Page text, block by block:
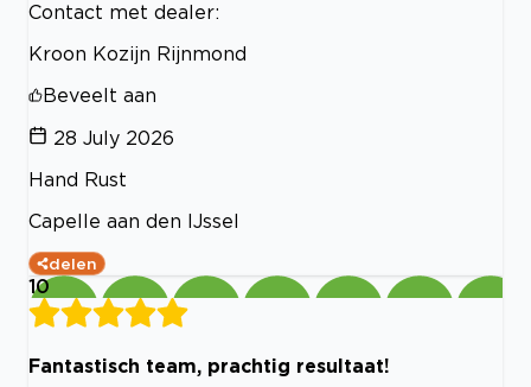
Contact met dealer:
Kroon Kozijn Rijnmond
Beveelt aan
28 July 2026
Hand Rust
Capelle aan den IJssel
delen
10
Fantastisch team, prachtig resultaat!